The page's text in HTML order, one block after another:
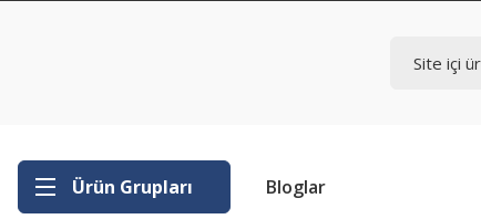
Ürün Grupları Bloglar